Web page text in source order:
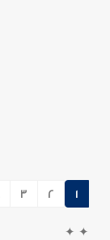
1
2
3
✦
✦